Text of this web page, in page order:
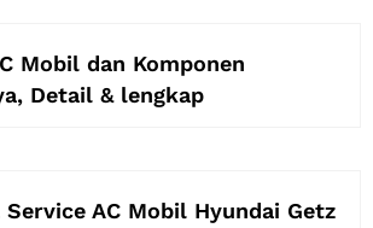
Mobil dan Komponen
Detail & lengkap
AC Mobil Hyundai Getz